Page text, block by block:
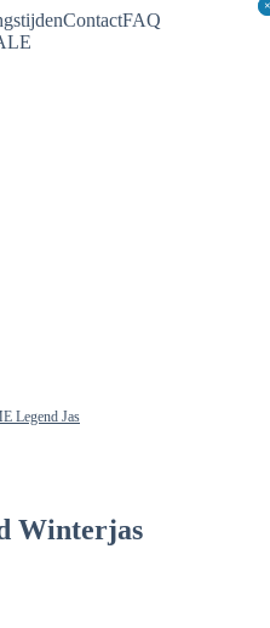
ContactFAQ
×
×
Legend Jas
Winterjas